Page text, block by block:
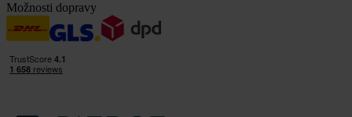
Možnosti dopravy